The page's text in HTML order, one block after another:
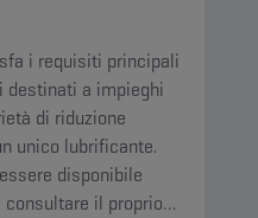
i requisiti principali
destinati a impieghi
di riduzione
unico lubrificante.
disponibile
consultare il proprio